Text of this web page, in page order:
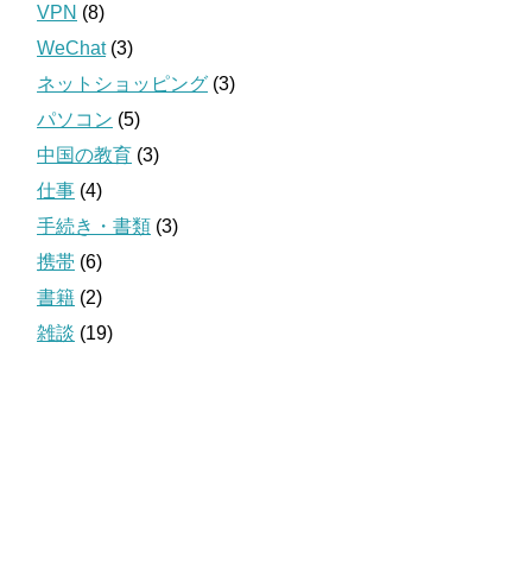
VPN (8)
WeChat(3)
ネットショッピング (3)
パソコン (5)
中国の教育 (3)
仕事 (4)
手続き・書類 (3)
携帯 (6)
書籍 (2)
雑談 (19)